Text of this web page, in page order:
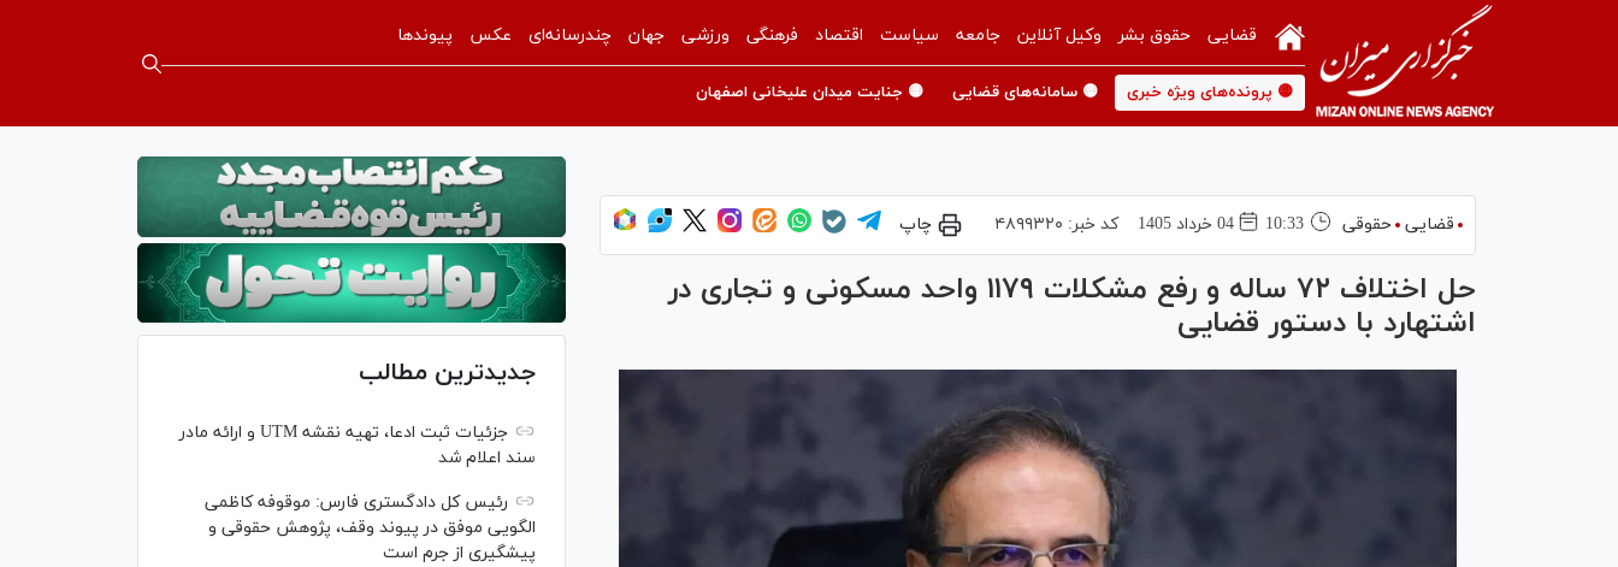
قضایی حقوق بشر وکیل آنلاین جامعه سیاست اقتصاد فرهنگی ورزشی جهان چندرسانه‌ای عکس پیوندها
🟡 پرونده‌های ویژه خبری 🟡 سامانه‌های قضایی 🟡 جنایت میدان علیخانی اصفهان
قضایی حقوقی 10:33 04 خرداد 1405 کد خبر: ۴۸۹۹۳۲۰ چاپ
حل اختلاف ۷۲ ساله و رفع مشکلات ۱۱۷۹ واحد مسکونی و تجاری در
اشتهارد با دستور قضایی
جدیدترین مطالب
جزئیات ثبت ادعا، تهیه نقشه UTM و ارائه مادر
سند اعلام شد
رئیس کل دادگستری فارس: موقوفه کاظمی
الگویی موفق در پیوند وقف، پژوهش حقوقی و
پیشگیری از جرم است